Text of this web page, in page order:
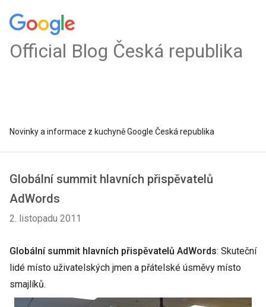
Official Blog Česká republika
Novinky a informace z kuchyně Google Česká republika
Globální summit hlavních přispěvatelů
AdWords
2. listopadu 2011
Globální summit hlavních přispěvatelů AdWords: Skuteční
lidé místo uživatelských jmen a přátelské úsměvy místo
smajlíků.